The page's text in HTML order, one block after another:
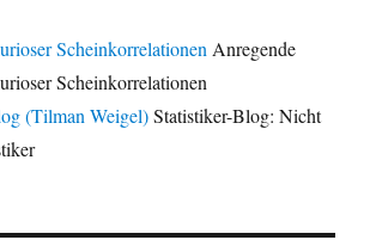
Scheinkorrelationen Anregende
Scheinkorrelationen
(Tilman Weigel)Statistiker-Blog: Nicht